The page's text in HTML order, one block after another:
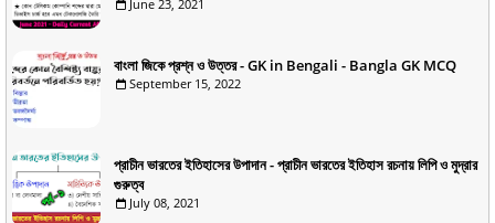
June 23, 2021
বাংলা জিকে প্রশ্ন ও উত্তর - GK in Bengali - Bangla GK MCQ
September 15, 2022
প্রাচীন ভারতের ইতিহাসের উপাদান - প্রাচীন ভারতের ইতিহাস রচনায় লিপি ও মুদ্রার
গুরুত্ব
July 08, 2021